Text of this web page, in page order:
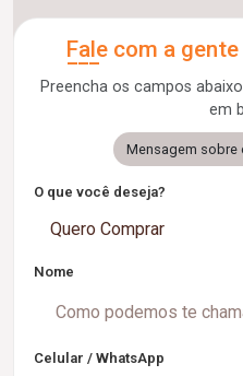
Fale com a
Preencha os campos
em
Mensagem sobre
O que você deseja?
Quero Comprar
Nome
Celular / WhatsApp